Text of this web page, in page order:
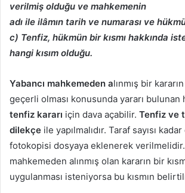
verilmiş olduğu ve mahkemenin
adı ile ilâmın tarih ve numarası ve
c) Tenfiz, hükmün bir kısmı hakkında
hangi kısım olduğu.
Yabancı mahkemeden alınmış bir
geçerli olması konusunda yararı bulunan
tenfiz kararı için dava açabilir. Tenfiz ve
dilekçe ile yapılmalıdır. Taraf sayısı
fotokopisi dosyaya eklenerek verilmelidir.
mahkemeden alınmış olan kararın bir
uygulanması isteniyorsa bu kısmın